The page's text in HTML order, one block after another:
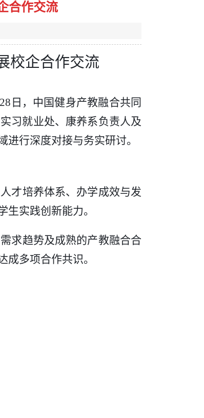
合作交流
校企合作交流
日，中国健身产教融合共同
习就业处、康养系负责人及
行深度对接与务实研讨。
才培养体系、办学成效与发
实践创新能力。
求趋势及成熟的产教融合合
多项合作共识。